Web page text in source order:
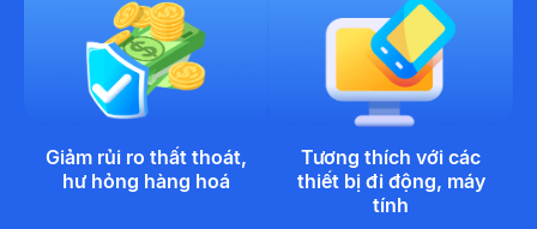
Giảm rủi ro thất thoát,
hư hỏng hàng hoá
Tương thích với các
thiết bị đi động, máy
tính